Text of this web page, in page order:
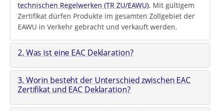
technischen Regelwerken (TR ZU/EAWU). Mit gültigem
Zertifikat dürfen Produkte im gesamten Zollgebiet der
EAWU in Verkehr gebracht und verkauft werden.
2. Was ist eine EAC Deklaration?
3. Worin besteht der Unterschied zwischen EAC
Zertifikat und EAC Deklaration?